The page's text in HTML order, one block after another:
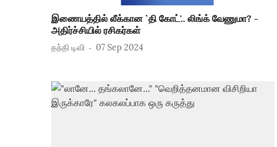
இணையத்தில் லீக்கான `தி கோட்'.. லிங்க் வேணுமா? -
அதிர்ச்சியில் ரசிகர்கள்
தந்தி டிவி 07 Sep 2024